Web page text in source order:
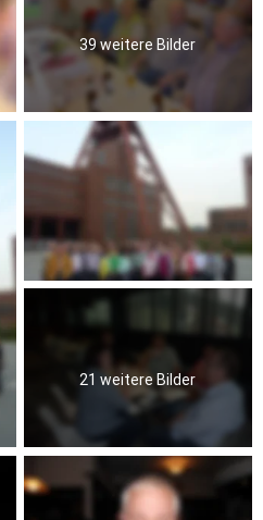
39 weitere Bilder
21 weitere Bilder